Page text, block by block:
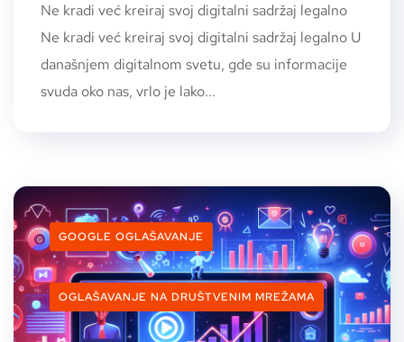
Ne kradi već kreiraj svoj digitalni sadržaj legalno
Ne kradi već kreiraj svoj digitalni sadržaj legalno U
današnjem digitalnom svetu, gde su informacije
svuda oko nas, vrlo je lako...
GOOGLE OGLAŠAVANJE
OGLAŠAVANJE NA DRUŠTVENIM MREŽAMA